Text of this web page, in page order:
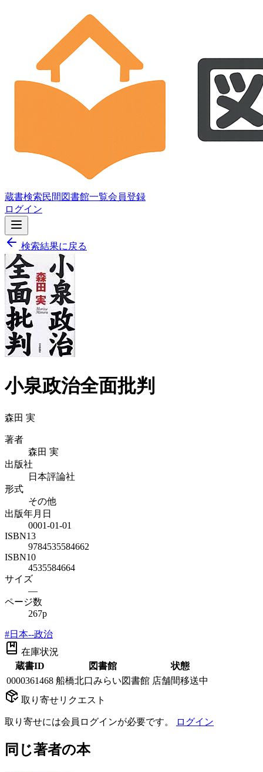
蔵書検索民間図書館一覧会員登録
ログイン
検索結果に戻る
小泉政治全面批判
森田 実
著者
森田 実
出版社
日本評論社
形式
その他
出版年月日
0001-01-01
ISBN13
9784535584662
ISBN10
4535584664
サイズ
—
ページ数
267p
#日本--政治
在庫状況
蔵書ID
図書館
状態
0000361468 船橋北口みらい図書館 店舗間移送中
取り寄せリクエスト
取り寄せには会員ログインが必要です。 ログイン
同じ著者の本